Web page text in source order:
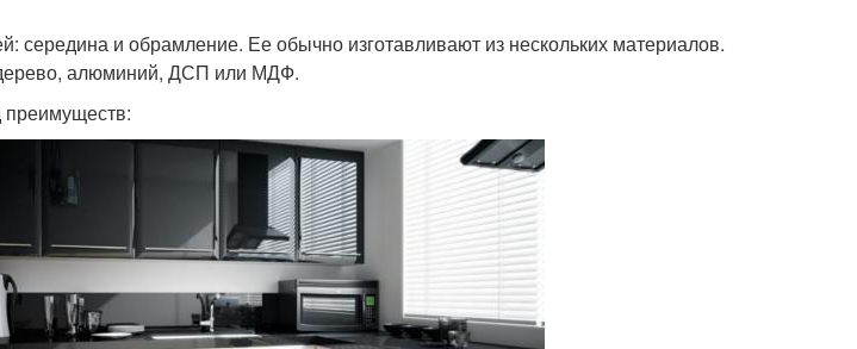
середина и обрамление. Ее обычно изготавливают из нескольких материалов.
алюминий, ДСП или МДФ.